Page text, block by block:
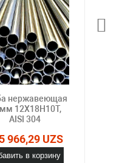
нержавеющая
12Х18Н10Т,
AISI 304
966,29 UZS
в корзину